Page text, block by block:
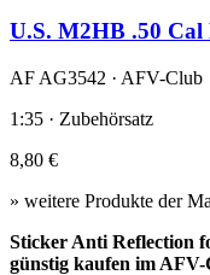
U.S. M2HB .50
AF AG3542 · AFV-Club
1:35 · Zubehörsatz
8,80 €
» weitere Produkte der
Sticker Anti Reflection
günstig kaufen im